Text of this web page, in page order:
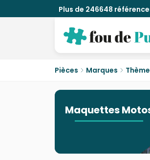
Plus de 246648
Pièces Marques
Maquettes